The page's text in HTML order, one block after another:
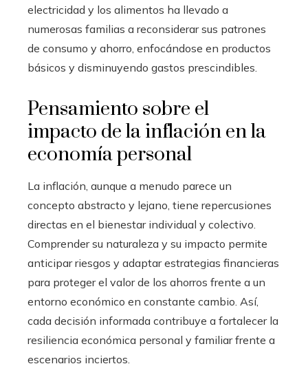
electricidad y los alimentos ha llevado a
numerosas familias a reconsiderar sus patrones
de consumo y ahorro, enfocándose en productos
básicos y disminuyendo gastos prescindibles.
Pensamiento sobre el
impacto de la inflación en la
economía personal
La inflación, aunque a menudo parece un
concepto abstracto y lejano, tiene repercusiones
directas en el bienestar individual y colectivo.
Comprender su naturaleza y su impacto permite
anticipar riesgos y adaptar estrategias financieras
para proteger el valor de los ahorros frente a un
entorno económico en constante cambio. Así,
cada decisión informada contribuye a fortalecer la
resiliencia económica personal y familiar frente a
escenarios inciertos.